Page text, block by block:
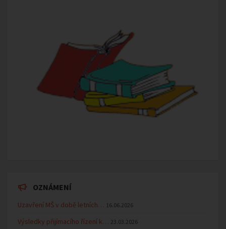
OZNÁMENÍ
Uzavření MŠ v době letních… 16.06.2026
Výsledky přijímacího řízení k… 23.03.2026